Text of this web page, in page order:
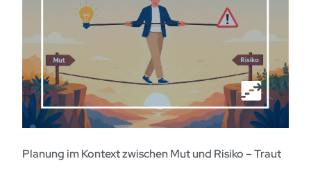
Planung im Kontext zwischen Mut und Risiko – Traut